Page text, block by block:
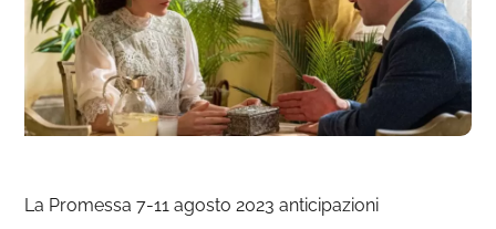
La Promessa 7-11 agosto 2023 anticipazioni